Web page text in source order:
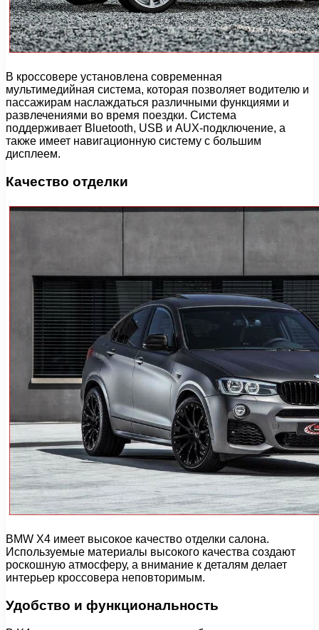
В кроссовере установлена современная
мультимедийная система, которая позволяет водителю и
пассажирам наслаждаться различными функциями и
развлечениями во время поездки. Система
поддерживает Bluetooth, USB и AUX-подключение, а
также имеет навигационную систему с большим
дисплеем.
Качество отделки
BMW X4 имеет высокое качество отделки салона.
Используемые материалы высокого качества создают
роскошную атмосферу, а внимание к деталям делает
интерьер кроссовера неповторимым.
Удобство и функциональность